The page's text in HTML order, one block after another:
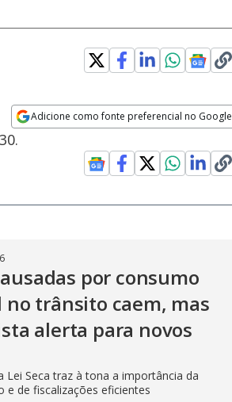
Adicione como fonte preferencial no Google
Opens in new window
por consumo
no trânsito caem, mas
alerta para novos
Lei Seca traz à tona a importância da
e de fiscalizações eficientes